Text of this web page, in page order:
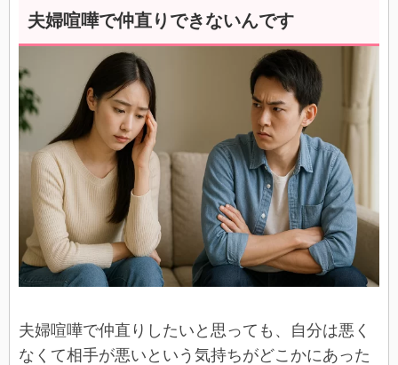
夫婦喧嘩で仲直りできないんです
夫婦喧嘩で仲直りしたいと思っても、自分は悪く
なくて相手が悪いという気持ちがどこかにあった